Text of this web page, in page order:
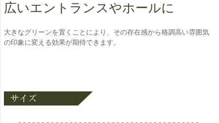
広いエントランスやホールに
大きなグリーンを置くことにより、その存在感から格調高い雰囲気
の印象に変える効果が期待できます。